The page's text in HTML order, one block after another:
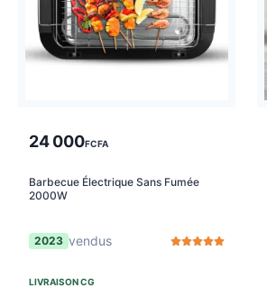
24 000FCFA
Barbecue Électrique Sans Fumée
2000W
2023 vendus
LIVRAISONCG